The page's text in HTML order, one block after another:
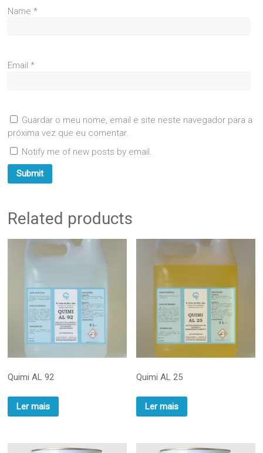
Name*
Email*
Guardar o meu nome, email e site neste navegador para a
próxima vez que eu comentar.
Notify me of new posts by email.
Related products
Quimi AL 92
Ler mais
Quimi AL 25
Ler mais